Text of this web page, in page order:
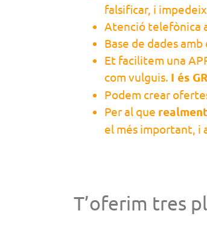
falsificar, i
Atenció telefònica
Base de dades
Et facilitem una
com vulguis. I és
Podem crear
Per al que
el més important, i
T’oferim tres